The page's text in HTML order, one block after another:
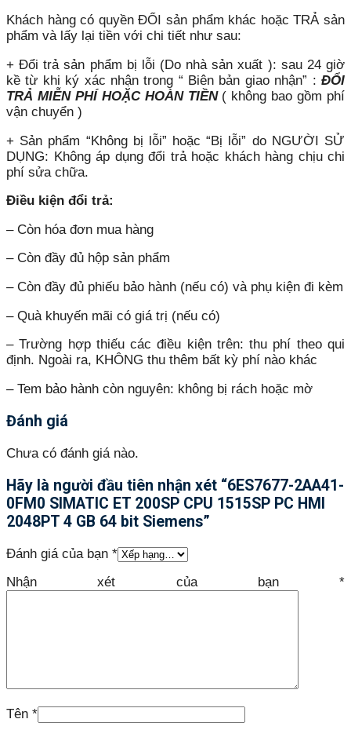
Khách hàng có quyền ĐỔI sản phẩm khác hoặc TRẢ sản
phẩm và lấy lại tiền với chi tiết như sau:
+ Đổi trả sản phẩm bị lỗi (Do nhà sản xuất ): sau 24 giờ
kề từ khi ký xác nhận trong “ Biên bản giao nhận” : ĐỔI
TRẢ MIỄN PHÍ HOẶC HOÀN TIỀN( không bao gồm phí
vận chuyển )
+ Sản phẩm “Không bị lỗi” hoặc “Bị lỗi” do NGƯỜI SỬ
DỤNG: Không áp dụng đổi trả hoặc khách hàng chịu chi
phí sửa chữa.
Điều kiện đổi trả:
– Còn hóa đơn mua hàng
– Còn đầy đủ hộp sản phẩm
– Còn đầy đủ phiếu bảo hành (nếu có) và phụ kiện đi kèm
– Quà khuyến mãi có giá trị (nếu có)
– Trường hợp thiếu các điều kiện trên: thu phí theo qui
định. Ngoài ra, KHÔNG thu thêm bất kỳ phí nào khác
– Tem bảo hành còn nguyên: không bị rách hoặc mờ
Đánh giá
Chưa có đánh giá nào.
Hãy là người đầu tiên nhận xét “6ES7677-2AA41-
0FM0 SIMATIC ET 200SP CPU 1515SP PC HMI
2048PT 4 GB 64 bit Siemens”
Đánh giá của bạn *
Nhận xét của bạn *
Tên *